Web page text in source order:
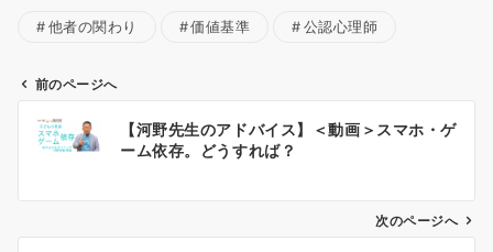
他者の関わり 価値基準 公認心理師
投
前のページへ
【河野先生のアドバイス】＜動画＞スマホ・ゲ
ーム依存。どうすれば？
次のページへ